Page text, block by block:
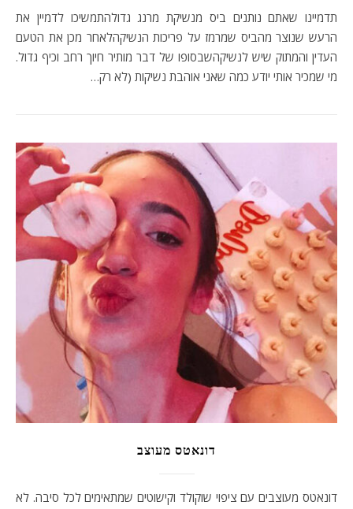
תדמיינו שאתם נותנים ביס מנשיקת מרנג גדולהתמשיכו לדמיין את
הרעש שנוצר מהביס שמרמז על פריכות הנשיקהלאחר מכן את הטעם
העדין והמתוק שיש לנשיקהשבסופו של דבר מותיר חיוך רחב וכיף גדול.
מי שמכיר אותי יודע כמה שאני אוהבת נשיקות (לא רק…
דונאטס מעוצב
דונאטס מעוצבים עם ציפוי שוקולד וקישוטים שמתאימים לכל סיבה. לא